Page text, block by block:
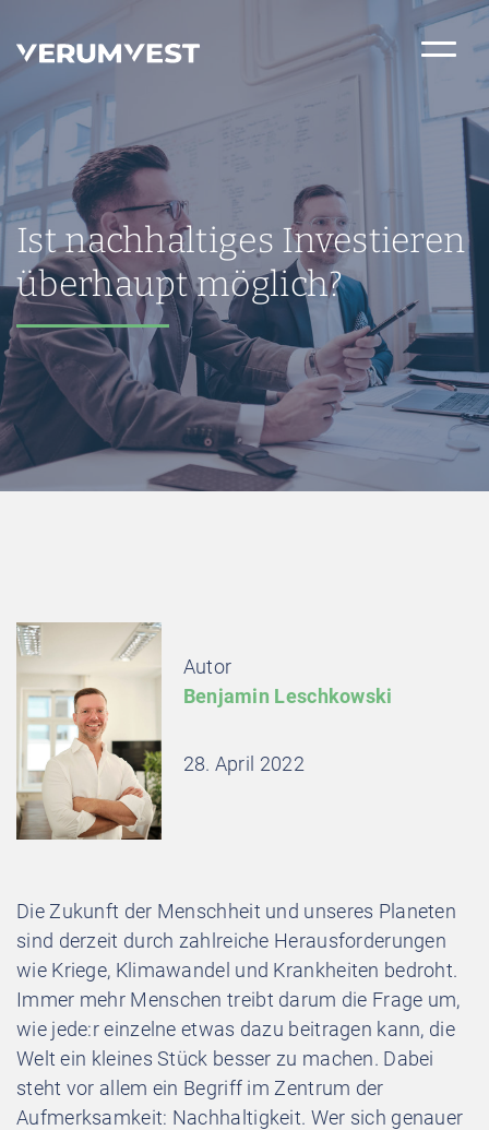
Ist nachhaltiges Investieren
überhaupt möglich?
Autor
Benjamin Leschkowski
28. April 2022
Die Zukunft der Menschheit und unseres Planeten
sind derzeit durch zahlreiche Herausforderungen
wie Kriege, Klimawandel und Krankheiten bedroht.
Immer mehr Menschen treibt darum die Frage um,
wie jede:r einzelne etwas dazu beitragen kann, die
Welt ein kleines Stück besser zu machen. Dabei
steht vor allem ein Begriff im Zentrum der
Aufmerksamkeit: Nachhaltigkeit. Wer sich genauer